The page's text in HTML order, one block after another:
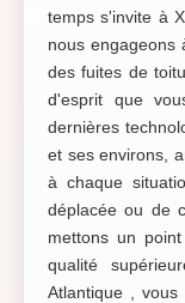
temps s'invite à
nous engageons
des fuites de
d'esprit que
dernières
et ses environs,
à chaque
déplacée ou de
mettons un
qualité
Atlantique , vous